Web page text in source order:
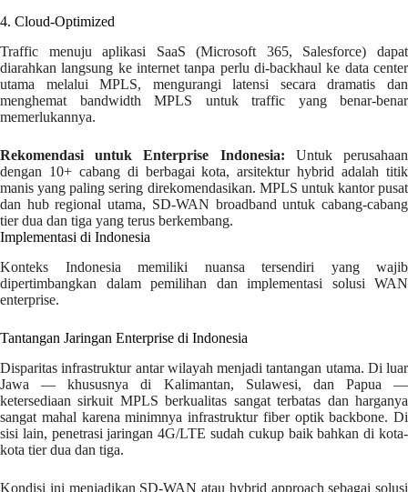
4. Cloud-Optimized
Traffic menuju aplikasi SaaS (Microsoft 365, Salesforce) dapat
diarahkan langsung ke internet tanpa perlu di-backhaul ke data center
utama melalui MPLS, mengurangi latensi secara dramatis dan
menghemat bandwidth MPLS untuk traffic yang benar-benar
memerlukannya.
Rekomendasi untuk Enterprise Indonesia: Untuk perusahaan
dengan 10+ cabang di berbagai kota, arsitektur hybrid adalah titik
manis yang paling sering direkomendasikan. MPLS untuk kantor pusat
dan hub regional utama, SD-WAN broadband untuk cabang-cabang
tier dua dan tiga yang terus berkembang.
Implementasi di Indonesia
Konteks Indonesia memiliki nuansa tersendiri yang wajib
dipertimbangkan dalam pemilihan dan implementasi solusi WAN
enterprise.
Tantangan Jaringan Enterprise di Indonesia
Disparitas infrastruktur antar wilayah menjadi tantangan utama. Di luar
Jawa — khususnya di Kalimantan, Sulawesi, dan Papua —
ketersediaan sirkuit MPLS berkualitas sangat terbatas dan harganya
sangat mahal karena minimnya infrastruktur fiber optik backbone. Di
sisi lain, penetrasi jaringan 4G/LTE sudah cukup baik bahkan di kota-
kota tier dua dan tiga.
Kondisi ini menjadikan SD-WAN atau hybrid approach sebagai solusi